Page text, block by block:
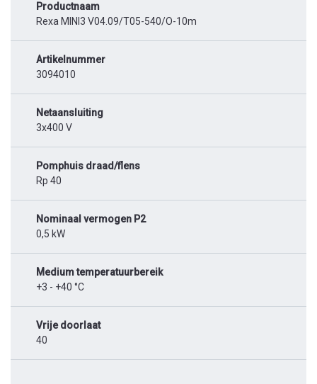
Productnaam
Rexa MINI3 V04.09/T05-540/O-10m
Artikelnummer
3094010
Netaansluiting
3x400 V
Pomphuis draad/flens
Rp 40
Nominaal vermogen P2
0,5 kW
Medium temperatuurbereik
+3 - +40 °C
Vrije doorlaat
40